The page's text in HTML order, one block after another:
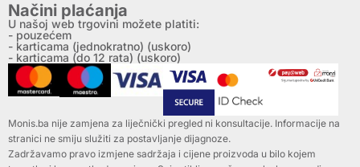
Načini plaćanja
U našoj web trgovini možete platiti:
- pouzećem
- karticama (jednokratno) (uskoro)
- karticama (do 12 rata) (uskoro)
Monis.ba nije zamjena za liječnički pregled ni konsultacije. Informacije na
stranici ne smiju služiti za postavljanje dijagnoze.
Zadržavamo pravo izmjene sadržaja i cijene proizvoda u bilo kojem